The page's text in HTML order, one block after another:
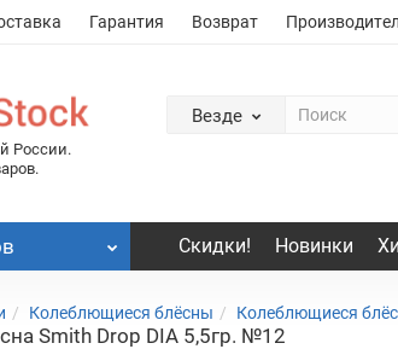
Гарантия Возврат
России.
Везде
Скидки! Новинки
Колеблющиеся блёсны Колеблющиеся
Smith Drop DIA 5,5гр. №12